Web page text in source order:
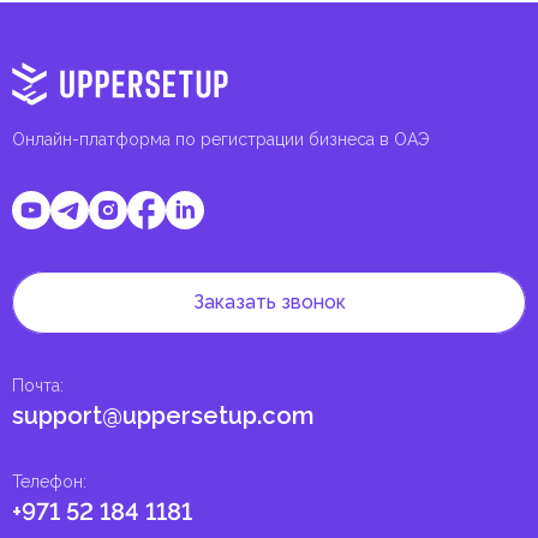
Онлайн-платформа по регистрации бизнеса в ОАЭ
Телефон:
+971 52 184 1181
Почта:
support@uppersetup.com
Заказать звонок